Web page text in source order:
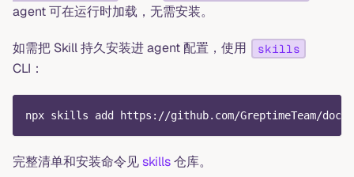
agent 可在运行时加载，无需安装。
如需把 Skill 持久安装进 agent 配置，使用 skills
CLI：
npx skills add https://github.com/GreptimeTeam/
完整清单和安装命令见skills仓库。